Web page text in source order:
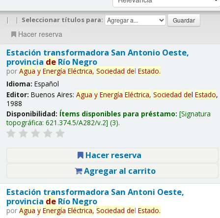
| | Seleccionar títulos para:
Hacer reserva
Estación transformadora San Antonio Oeste,
provincia deRío Negro
por Agua y Energía Eléctrica, Sociedad del Estado.
Idioma: Español
Editor: Buenos Aires: Agua y Energía Eléctrica, Sociedad del Estado,
1988
Disponibilidad: Ítems disponibles para préstamo: Signatura
topográfica: 621.374.5/A282/v.2 (3).
Hacer reserva
Agregar al carrito
Estación transformadora San Antoni Oeste,
provincia deRío Negro
por Agua y Energía Eléctrica, Sociedad del Estado.